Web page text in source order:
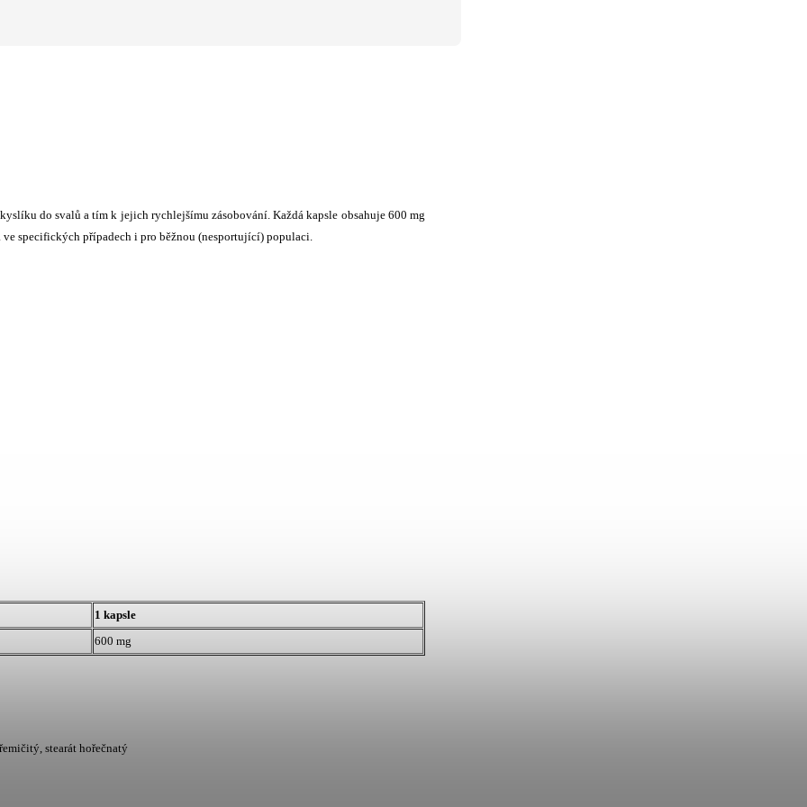
do svalů a tím k jejich rychlejšímu zásobování. Každá kapsle obsahuje 600 mg
specifických případech i pro běžnou (nesportující) populaci.
1 kapsle
600 mg
stearát hořečnatý